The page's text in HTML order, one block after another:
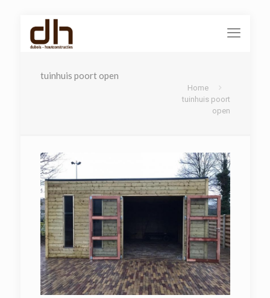
tuinhuis poort open
Home
tuinhuis poort
open